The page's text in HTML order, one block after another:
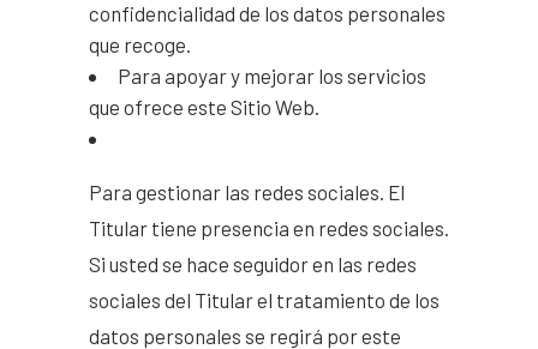
confidencialidad de los datos personales
que recoge.
Para apoyar y mejorar los servicios
que ofrece este Sitio Web.
Para gestionar las redes sociales. El
Titular tiene presencia en redes sociales.
Si usted se hace seguidor en las redes
sociales del Titular el tratamiento de los
datos personales se regirá por este